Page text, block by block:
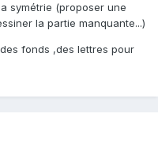
symétrie (proposer une
la partie manquante...)
fonds ,des lettres pour